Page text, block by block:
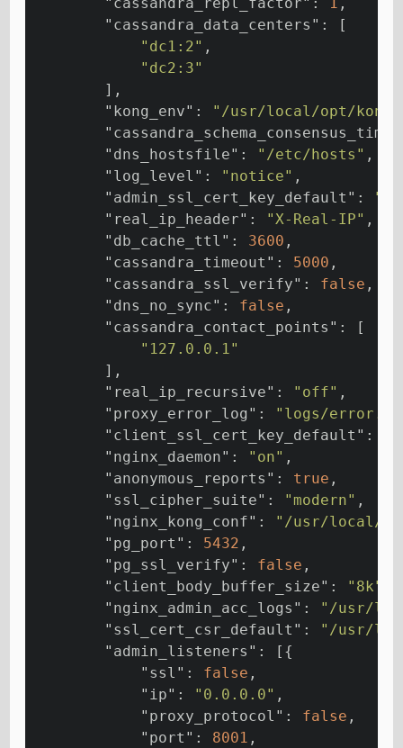
"cassandra_data_centers" : [
"dc1:2" ,
"dc2:3"
        ],
"kong_env" :
"/usr/local/opt/kong/
"dns_hostsfile" : "/etc/hosts" ,
"log_level" : "notice" ,
"admin_ssl_cert_key_default" :
"/
"real_ip_header" : "X-Real-IP" ,
"db_cache_ttl" : 3600 ,
"cassandra_timeout" : 5000 ,
"cassandra_ssl_verify" : false ,
"dns_no_sync" : false ,
"cassandra_contact_points" : [
"127.0.0.1"
        ],
"real_ip_recursive" : "off" ,
"proxy_error_log" :
"logs/
"client_ssl_cert_key_default" :
"nginx_daemon" : "on" ,
"anonymous_reports" : true ,
"ssl_cipher_suite" : "modern" ,
"nginx_kong_conf" :
"/usr/local/
"pg_port" : 5432 ,
"pg_ssl_verify" : false ,
"client_body_buffer_size" : "8k"
"nginx_admin_acc_logs" :
"/usr/
"ssl_cert_csr_default" :
"/usr/
"admin_listeners" : [{
"ssl" : false ,
"ip" : "0.0.0.0" ,
"proxy_protocol" : false ,
"port" : 8001 ,